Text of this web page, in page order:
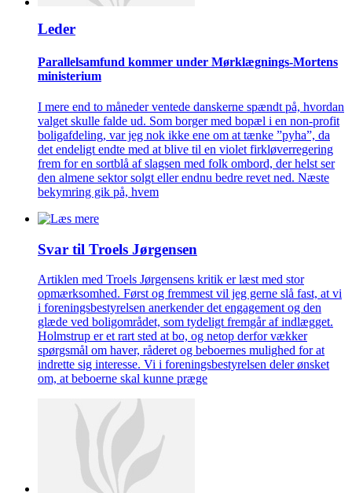
Leder
Parallelsamfund kommer under Mørklægnings-Mortens
ministerium
I mere end to måneder ventede danskerne spændt på, hvordan
valget skulle falde ud. Som borger med bopæl i en non-profit
boligafdeling, var jeg nok ikke ene om at tænke ”pyha”, da
det endeligt endte med at blive til en violet firkløverregering
frem for en sortblå af slagsen med folk ombord, der helst ser
den almene sektor solgt eller endnu bedre revet ned. Næste
bekymring gik på, hvem
Svar til Troels Jørgensen
Artiklen med Troels Jørgensens kritik er læst med stor
opmærksomhed. Først og fremmest vil jeg gerne slå fast, at vi
i foreningsbestyrelsen anerkender det engagement og den
glæde ved boligområdet, som tydeligt fremgår af indlægget.
Holmstrup er et rart sted at bo, og netop derfor vækker
spørgsmål om haver, råderet og beboernes mulighed for at
indrette sig interesse. Vi i foreningsbestyrelsen deler ønsket
om, at beboerne skal kunne præge